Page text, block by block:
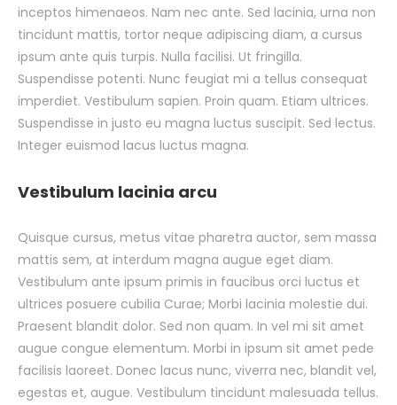
inceptos himenaeos. Nam nec ante. Sed lacinia, urna non
tincidunt mattis, tortor neque adipiscing diam, a cursus
ipsum ante quis turpis. Nulla facilisi. Ut fringilla.
Suspendisse potenti. Nunc feugiat mi a tellus consequat
imperdiet. Vestibulum sapien. Proin quam. Etiam ultrices.
Suspendisse in justo eu magna luctus suscipit. Sed lectus.
Integer euismod lacus luctus magna.
Vestibulum lacinia arcu
Quisque cursus, metus vitae pharetra auctor, sem massa
mattis sem, at interdum magna augue eget diam.
Vestibulum ante ipsum primis in faucibus orci luctus et
ultrices posuere cubilia Curae; Morbi lacinia molestie dui.
Praesent blandit dolor. Sed non quam. In vel mi sit amet
augue congue elementum. Morbi in ipsum sit amet pede
facilisis laoreet. Donec lacus nunc, viverra nec, blandit vel,
egestas et, augue. Vestibulum tincidunt malesuada tellus.